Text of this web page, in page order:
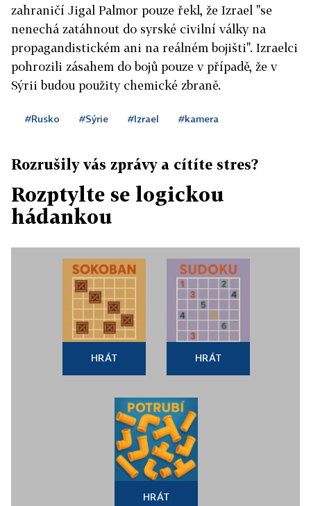
zahraničí Jigal Palmor pouze řekl, že Izrael "se
nenechá zatáhnout do syrské civilní války na
propagandistickém ani na reálném bojišti". Izraelci
pohrozili zásahem do bojů pouze v případě, že v
Sýrii budou použity chemické zbraně.
#Rusko #Sýrie #Izrael #kamera
Rozrušily vás zprávy a cítíte stres?
Rozptylte se logickou
hádankou
HRÁT HRÁT
HRÁT